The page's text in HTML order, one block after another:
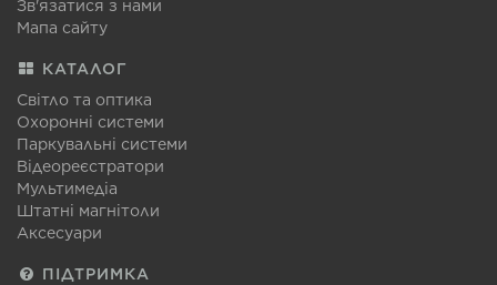
Зв'язатися з нами
Мапа сайту
КАТАЛОГ
Світло та оптика
Охоронні системи
Паркувальні системи
Відеореєстратори
Мультимедіа
Штатні магнітоли
Аксесуари
ПІДТРИМКА